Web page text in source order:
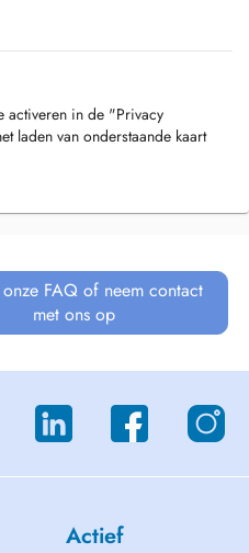
activeren in de "Privacy
laden van onderstaande kaart
onze FAQ of neem contact
met ons op
Actief